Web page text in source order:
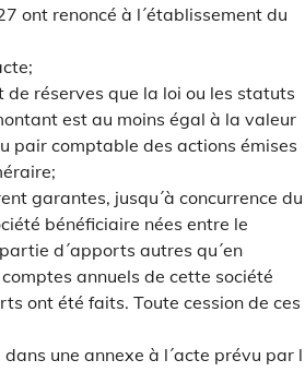
ont renoncé à l´établissement du
réserves que la loi ou les statuts
est au moins égal à la valeur
pair comptable des actions émises
garantes, jusqu´à concurrence du
bénéficiaire nées entre le
d´apports autres qu´en
annuels de cette société
ont été faits. Toute cession de ces
une annexe à l´acte prévu par l